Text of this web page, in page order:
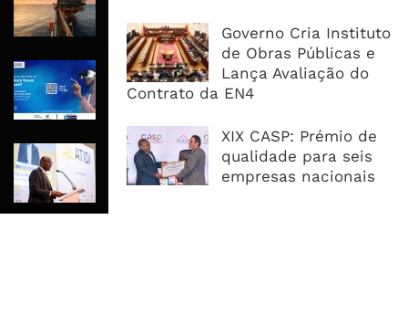
Governo Cria Instituto
de Obras Públicas e
Lança Avaliação do
Contrato da EN4
XIX CASP: Prémio de
qualidade para seis
empresas nacionais
2026
Maputo Vai Acolher Cimeira Africana
De Traveltech E Coloca Digitalização
ATIDI Quer Duplicar Capital E Elevar
Garantias Para US$20 Mil Milhões